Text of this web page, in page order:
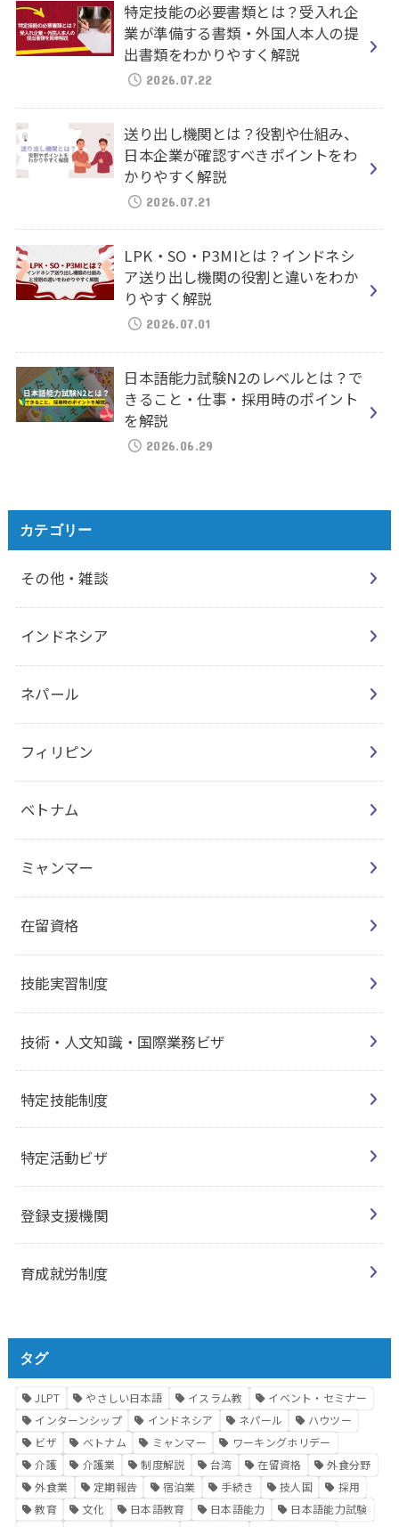
特定技能の必要書類とは？受入れ企
業が準備する書類・外国人本人の提
出書類をわかりやすく解説
2026.07.22
送り出し機関とは？役割や仕組み、
日本企業が確認すべきポイントをわ
かりやすく解説
2026.07.21
LPK・SO・P3MIとは？インドネシ
ア送り出し機関の役割と違いをわか
りやすく解説
2026.07.01
日本語能力試験N2のレベルとは？で
きること・仕事・採用時のポイント
を解説
2026.06.29
カテゴリー
その他・雑談
インドネシア
ネパール
フィリピン
ベトナム
ミャンマー
在留資格
技能実習制度
技術・人文知識・国際業務ビザ
特定技能制度
特定活動ビザ
登録支援機関
育成就労制度
タグ
JLPT やさしい日本語 イスラム教
イベント・セミナー
インターンシップ
インドネシア ネパール
ハウツー
ビザ
ベトナム ミャンマー
ワーキングホリデー
介護
介護業 制度解説 台湾 在留資格
外食分野
外食業
定期報告 宿泊業 手続き 技人国
採用
教育
文化 日本語教育 日本語能力
日本語能力試験